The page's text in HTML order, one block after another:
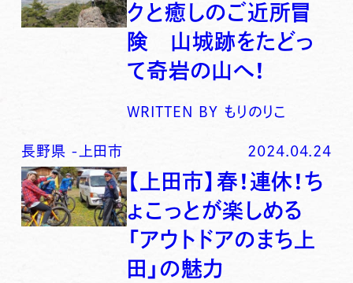
クと癒しのご近所冒
険 山城跡をたどっ
て奇岩の山へ！
WRITTEN BY もりのりこ
長野県 - 上田市 2024.04.24
【上田市】春！連休！ち
ょこっとが楽しめる
「アウトドアのまち上
田」の魅力